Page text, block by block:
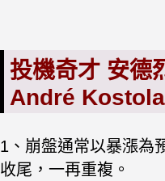
投機奇才 安德
André
1、崩盤通常以暴漲為
收尾，一再重複。